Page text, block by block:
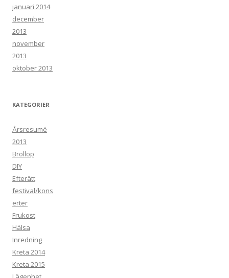
januari 2014
december
2013
november
2013
oktober 2013
KATEGORIER
Årsresumé
2013
Bröllop
DIY
Efterätt
festival/kons
erter
Frukost
Hälsa
Inredning
Kreta 2014
Kreta 2015